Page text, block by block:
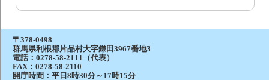
〒378-0498
群馬県利根郡片品村大字鎌田3967番地3
電話： 0278-58-2111（代表）
FAX：0278-58-2110
開庁時間：平日8時30分～17時15分